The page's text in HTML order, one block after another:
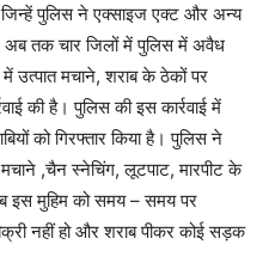
जिन्हें पुलिस ने एक्साइज एक्ट और अन्य
अब तक चार जिलों में पुलिस में अवैध
उत्पात मचाने, शराब के ठेकों पर
की है। पुलिस की इस कार्रवाई में
को गिरफ्तार किया है। पुलिस ने
मचाने ,चैन स्नेचिंग, लूटपाट, मारपीट के
इस मुहिम को समय – समय पर
नहीं हो और शराब पीकर कोई सड़क